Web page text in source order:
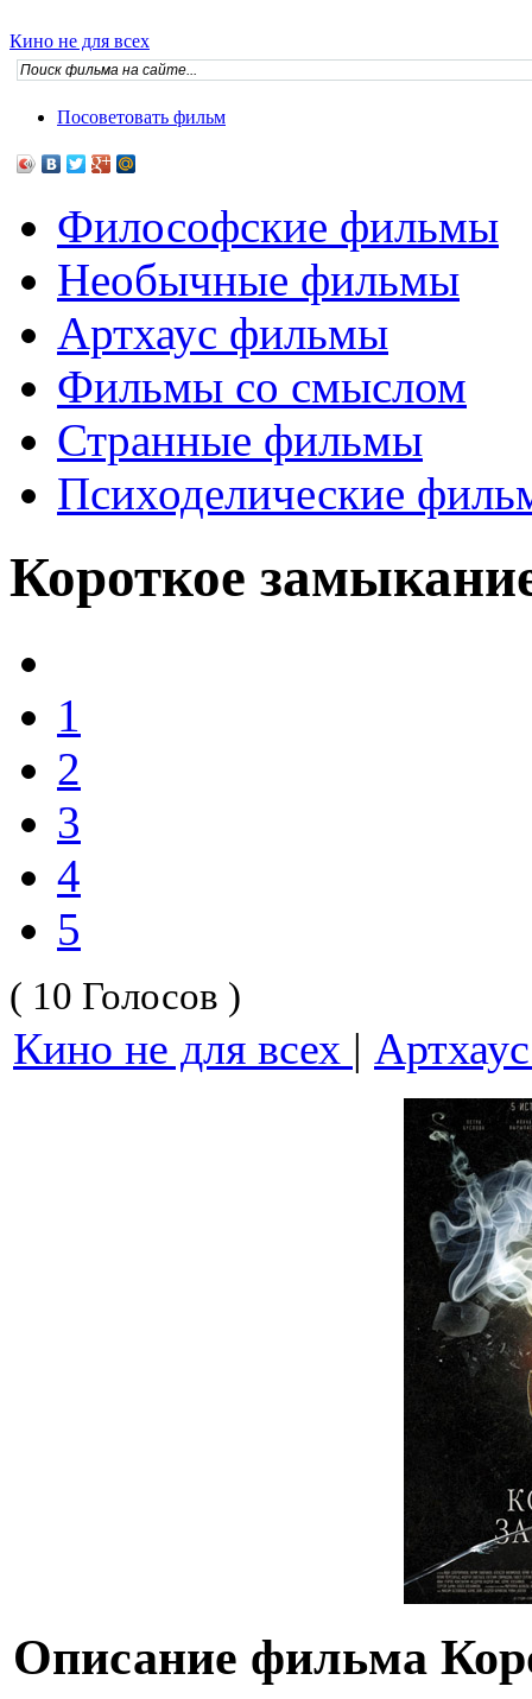
Кино не для всех
Посоветовать фильм
Философские фильмы
Необычные фильмы
Артхаус фильмы
Фильмы со смыслом
Странные фильмы
Психоделические
Короткое
1
2
3
4
5
( 10 Голосов )
Кино не для всех |
Описание фильма